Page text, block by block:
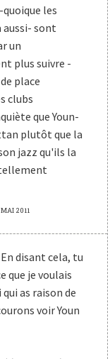
les
aussi- sont
un
plus suivre -
place
clubs
que Youn-
plutôt que la
jazz qu'ils la
MAI 2011
disant cela, tu
que je voulais
as raison de
voir Youn